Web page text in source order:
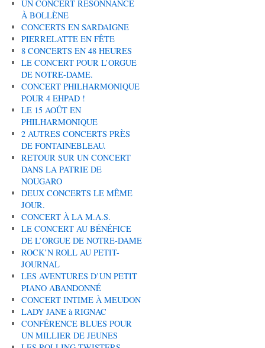
UN CONCERT RÉSONNANCE
À BOLLÈNE
CONCERTS EN SARDAIGNE
PIERRELATTE EN FÊTE
8 CONCERTS EN 48 HEURES
LE CONCERT POUR L’ORGUE
DE NOTRE-DAME.
CONCERT PHILHARMONIQUE
POUR 4 EHPAD !
LE 15 AOÛT EN
PHILHARMONIQUE
2 AUTRES CONCERTS PRÈS
DE FONTAINEBLEAU.
RETOUR SUR UN CONCERT
DANS LA PATRIE DE
NOUGARO
DEUX CONCERTS LE MÊME
JOUR.
CONCERT À LA M.A.S.
LE CONCERT AU BÉNÉFICE
DE L’ORGUE DE NOTRE-DAME
ROCK’N ROLL AU PETIT-
JOURNAL
LES AVENTURES D’UN PETIT
PIANO ABANDONNÉ
CONCERT INTIME À MEUDON
LADY JANE à RIGNAC
CONFÉRENCE BLUES POUR
UN MILLIER DE JEUNES